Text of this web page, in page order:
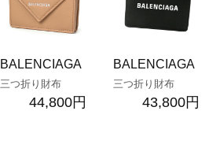
BALENCIAGA
三つ折り財布
44,800円
BALENCIAGA
三つ折り財布
43,800円